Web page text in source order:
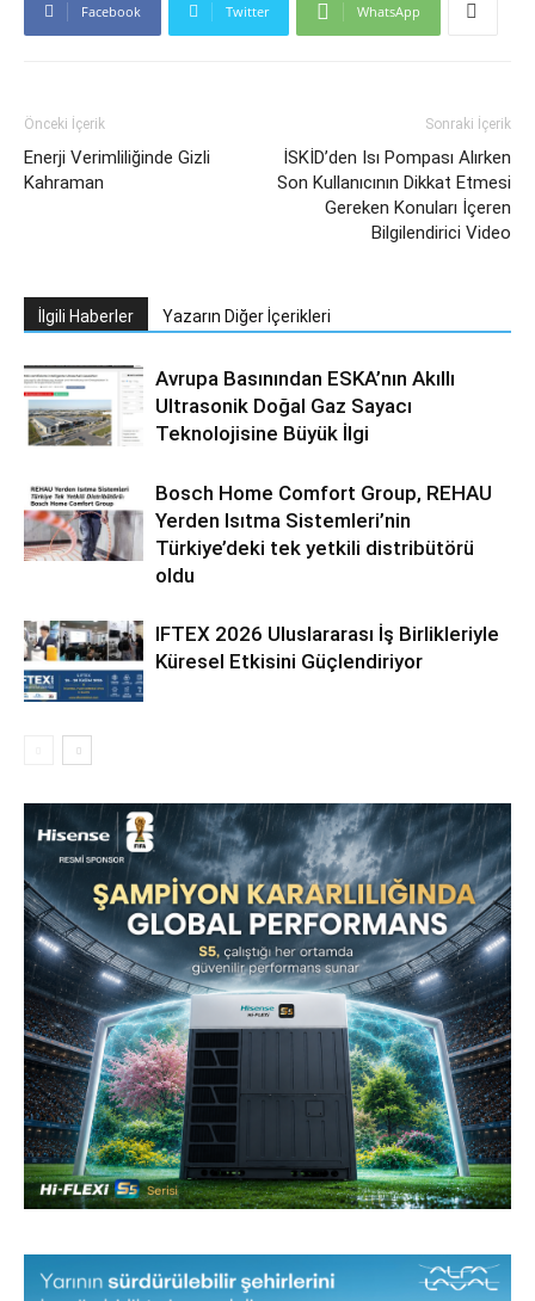
Facebook Twitter WhatsApp
Önceki İçerik
Enerji Verimliliğinde Gizli
Kahraman
Sonraki İçerik
İSKİD’den Isı Pompası Alırken
Son Kullanıcının Dikkat Etmesi
Gereken Konuları İçeren
Bilgilendirici Video
İlgili Haberler Yazarın Diğer İçerikleri
Avrupa Basınından ESKA’nın Akıllı
Ultrasonik Doğal Gaz Sayacı
Teknolojisine Büyük İlgi
Bosch Home Comfort Group, REHAU
Yerden Isıtma Sistemleri’nin
Türkiye’deki tek yetkili distribütörü
oldu
IFTEX 2026 Uluslararası İş Birlikleriyle
Küresel Etkisini Güçlendiriyor